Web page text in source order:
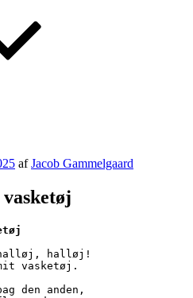
afJacob Gammelgaard